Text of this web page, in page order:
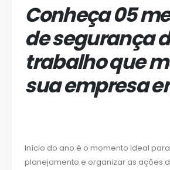
Conheça 05
de segurança
trabalho que
sua empresa
Início do ano é o momento ideal
planejamento e organizar as ações